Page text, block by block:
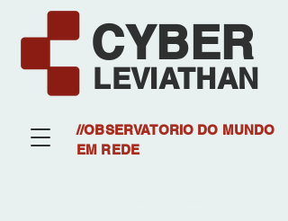
CYBER
LEVIATHAN
//OBSERVATORIO DO MUNDO
EM REDE